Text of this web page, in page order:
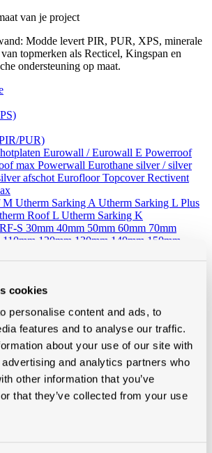
cookies
personalise content and ads, to
features and to analyse our traffic.
about your use of our site with
and analytics partners who
other information that you’ve
that they’ve collected from your use
van je project
Modde levert PIR, PUR, XPS, minerale
topmerken als Recticel, Kingspan en
ondersteuning op maat.
PUR)
Eurowall / Eurowall E Powerroof
max Powerwall Eurothane silver / silver
afschot EurofloorTopcoverRectivent
M Utherm Sarking A Utherm Sarking L Plus
Roof L Utherm Sarking K
S 30mm 40mm 50mm 60mm 70mm
110mm 120mm 130mm 140mm 150mm
Rockwool
spouwUrsaIsoverRockwool